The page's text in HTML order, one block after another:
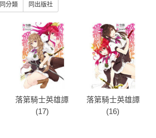
同分類 同出版社
落第騎士英雄譚
(17)
落第騎士英雄譚
(16)